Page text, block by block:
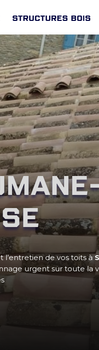
Structures Bois
de vos toits à
urgent sur toute la